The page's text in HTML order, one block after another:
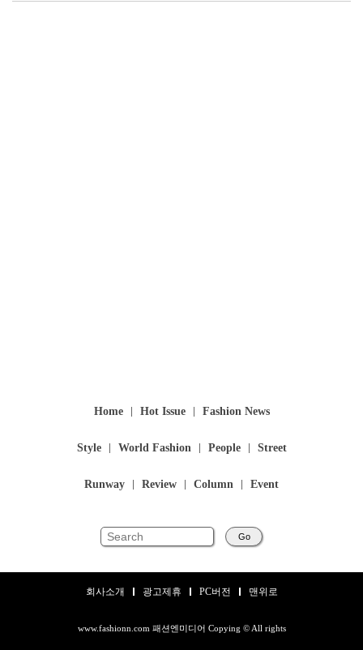
Home Hot Issue Fashion News
Style World Fashion People Street
Runway Review Column Event
Go
회사소개 광고제휴 PC버전 맨위로
www.fashionn.com 패션엔미디어 Copying © All rights